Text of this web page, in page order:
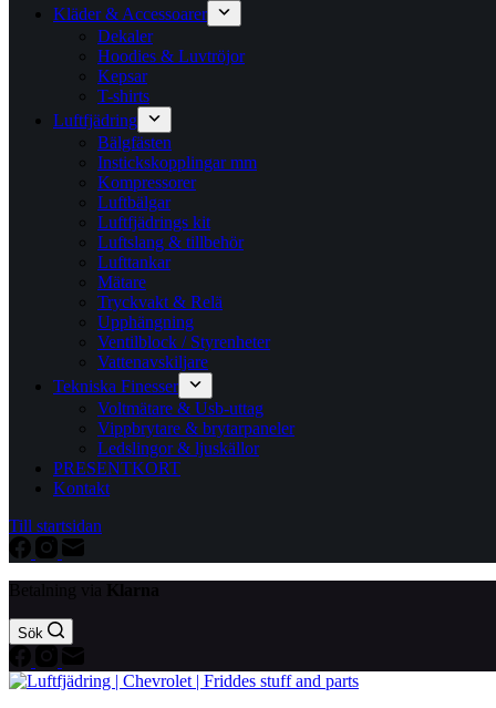
Kläder & Accessoarer
Dekaler
Hoodies & Luvtröjor
Kepsar
T-shirts
Luftfjädring
Bälgfästen
Instickskopplingar mm
Kompressorer
Luftbälgar
Luftfjädrings kit
Luftslang & tillbehör
Lufttankar
Mätare
Tryckvakt & Relä
Upphängning
Ventilblock / Styrenheter
Vattenavskiljare
Tekniska Finesser
Voltmätare & Usb-uttag
Vippbrytare & brytarpaneler
Ledslingor & ljuskällor
PRESENTKORT
Kontakt
Till startsidan
Sök